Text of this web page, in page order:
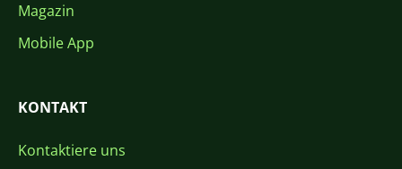
Magazin
Mobile App
KONTAKT
Kontaktiere uns